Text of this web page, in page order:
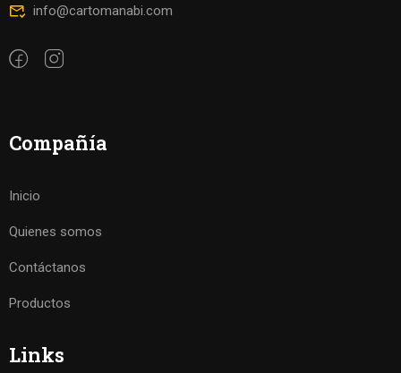
info@cartomanabi.com
Compañía
Inicio
Quienes somos
Contáctanos
Productos
Links